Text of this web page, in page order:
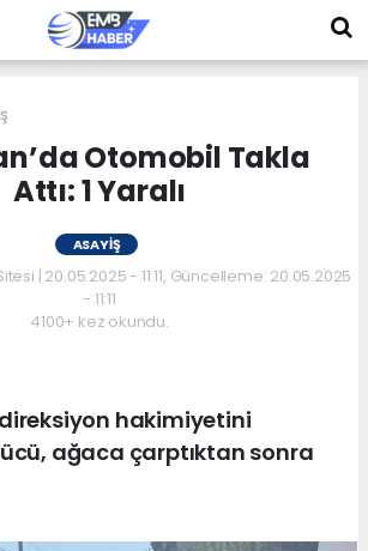
Otomobil Takla
Attı: 1 Yaralı
ASAYIŞ
| 20.05.2025 - 11:11, Güncelleme: 20.05.2025
- 11:11
4100+ kez okundu.
hakimiyetini
ağaca çarptıktan sonra